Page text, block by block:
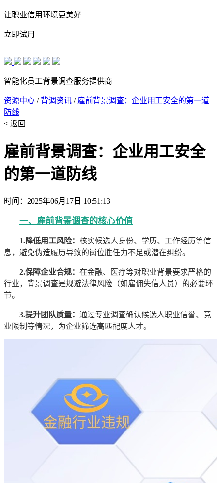
让职业信用环境更美好
立即试用
智能化员工背景调查服务提供商
资源中心 / 背调资讯 / 雇前背景调查：企业用工安全的第一道
防线
< 返回
雇前背景调查：企业用工安全
的第一道防线
时间：2025年06月17日 10:51:13
一、雇前背景调查的核心价值
1.降低用工风险： 核实候选人身份、学历、工作经历等信
息，避免伪造履历导致的岗位胜任力不足或潜在纠纷。
2.保障企业合规： 在金融、医疗等对职业背景要求严格的
行业，背景调查是规避法律风险（如雇佣失信人员）的必要环
节。
3.提升团队质量： 通过专业调查确认候选人职业信誉、竞
业限制等情况，为企业筛选高匹配度人才。